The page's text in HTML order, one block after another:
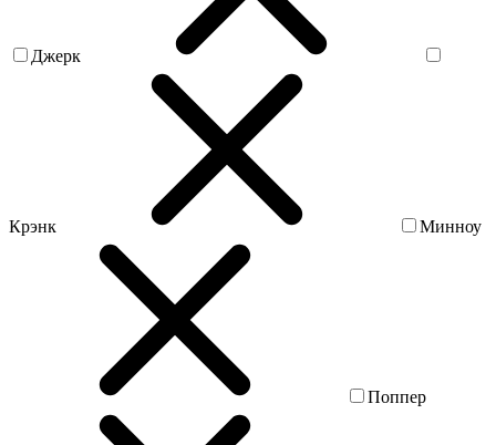
Джерк
Крэнк Минноу
Поппер